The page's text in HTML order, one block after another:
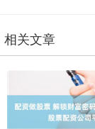
相关文章